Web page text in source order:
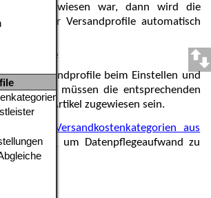
zugewiesen war, dann wird die
der Versandprofile automatisch
der Versandprofile beim Einstellen und
müssen die entsprechenden
im Artikel zugewiesen sein.
Sie die
Versandkostenkategorien aus
um Datenpflegeaufwand zu